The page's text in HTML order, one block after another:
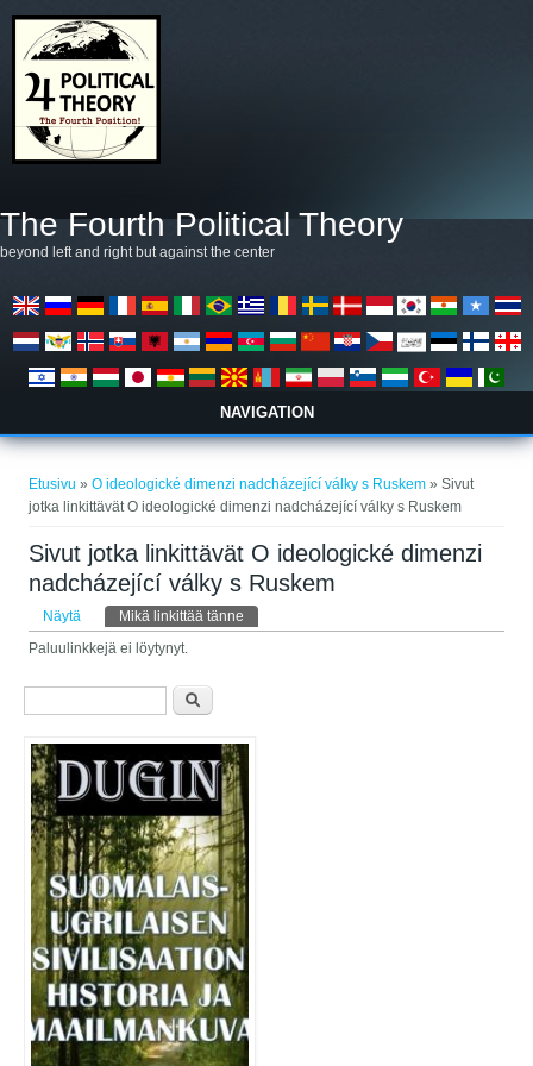
The Fourth Political Theory
beyond left and right but against the center
NAVIGATION
Etusivu »O ideologické dimenzi nadcházející války s Ruskem » Sivut
jotka linkittävät O ideologické dimenzi nadcházející války s Ruskem
Sivut jotka linkittävät O ideologické dimenzi
nadcházející války s Ruskem
Ensisijaiset välilehdet
Näytä Mikä linkittää tänne
Paluulinkkejä ei löytynyt.